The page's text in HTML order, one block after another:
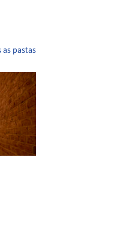
as pastas